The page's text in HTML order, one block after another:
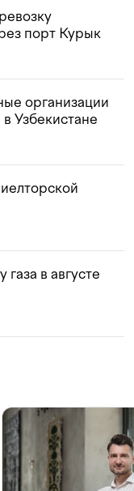
порт Курык
организации
Узбекистане
в августе